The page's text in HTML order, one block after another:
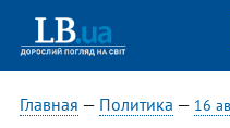
Главная — Политика — 16